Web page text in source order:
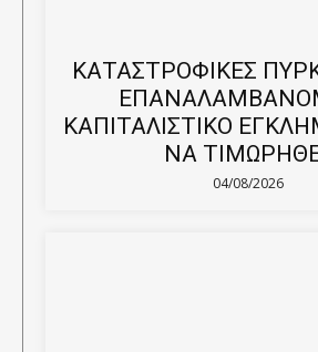
ΚΑΤΑΣΤΡΟΦΙΚΕΣ
ΚΑΠΙΤΑΛΙΣΤΙΚΟ
ΝΑ
04/08/2026